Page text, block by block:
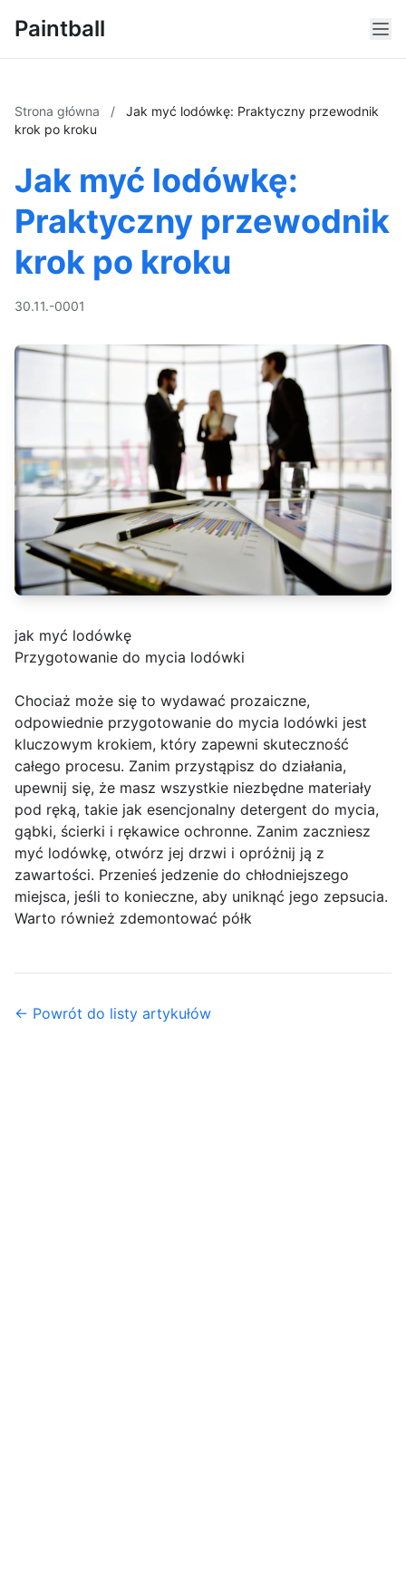
Paintball
Strona główna /
Jak myć lodówkę: Praktyczny przewodnik
krok po kroku
Jak myć lodówkę:
Praktyczny przewodnik
krok po kroku
30.11.-0001
jak myć lodówkę
Przygotowanie do mycia lodówki
Chociaż może się to wydawać prozaiczne,
odpowiednie przygotowanie do mycia lodówki jest
kluczowym krokiem, który zapewni skuteczność
całego procesu. Zanim przystąpisz do działania,
upewnij się, że masz wszystkie niezbędne materiały
pod ręką, takie jak esencjonalny detergent do mycia,
gąbki, ścierki i rękawice ochronne. Zanim zaczniesz
myć lodówkę, otwórz jej drzwi i opróżnij ją z
zawartości. Przenieś jedzenie do chłodniejszego
miejsca, jeśli to konieczne, aby uniknąć jego zepsucia.
Warto również zdemontować półk
← Powrót do listy artykułów